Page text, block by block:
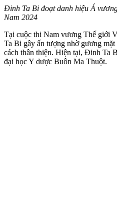
Đinh Ta Bi đoạt danh hiệu Á
Nam 2024
Tại cuộc thi Nam vương Thế giới
Ta Bi gây ấn tượng nhờ gương
cách thân thiện. Hiện tại, Đinh Ta
đại học Y dược Buôn Ma Thuột.